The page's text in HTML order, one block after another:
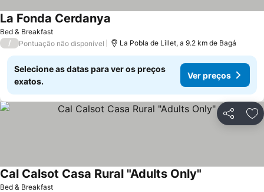
Bed & Breakfast
La Fonda Cerdanya
/ Pontuação não disponível La Pobla de Lillet, a 9.2 km de Bagá
Selecione as datas para ver os preços
exatos.
Ver preços
Partilhar
Bed & Breakfast
Cal Calsot Casa Rural "Adults Only"